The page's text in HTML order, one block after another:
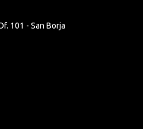
101 - San Borja